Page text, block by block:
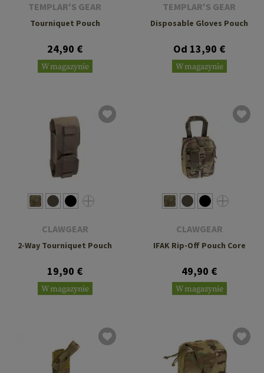
TEMPLAR'S GEAR
Tourniquet Pouch
24,90 €
W magazynie
TEMPLAR'S GEAR
Disposable Gloves Pouch
Od 13,90 €
W magazynie
CLAWGEAR
2-Way Tourniquet Pouch
19,90 €
W magazynie
CLAWGEAR
IFAK Rip-Off Pouch Core
49,90 €
W magazynie